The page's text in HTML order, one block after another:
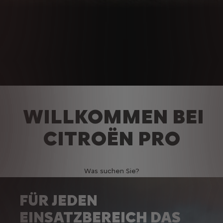
WILLKOMMEN BEI
CITROËN PRO
Was suchen Sie?
FÜR JEDEN
EINSATZBEREICH DAS